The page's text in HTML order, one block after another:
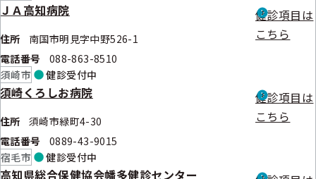
ＪＡ高知病院
住所
南国市明見字中野526-1
電話番号
088-863-8510
健診項目は
こちら
須崎市 健診受付中
須崎くろしお病院
住所
須崎市緑町4-30
電話番号
0889-43-9015
健診項目は
こちら
宿毛市 健診受付中
高知県総合保健協会幡多健診センター